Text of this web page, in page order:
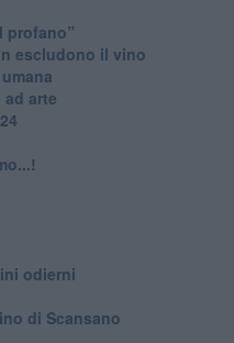
profano”
escludono il vino
arte
odierni
di Scansano